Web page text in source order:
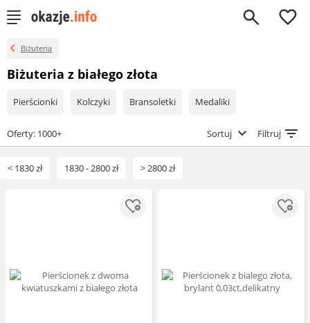
0
Biżuteria
Biżuteria z białego złota
Pierścionki Kolczyki Bransoletki Medaliki
Oferty: 1000+ Sortuj Filtruj
< 1830 zł 1830 - 2800 zł > 2800 zł